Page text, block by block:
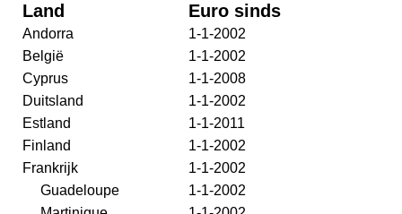
Land Euro sinds
Andorra
1-1-2002
België
1-1-2002
Cyprus
1-1-2008
Duitsland
1-1-2002
Estland
1-1-2011
Finland
1-1-2002
Frankrijk
1-1-2002
Guadeloupe
1-1-2002